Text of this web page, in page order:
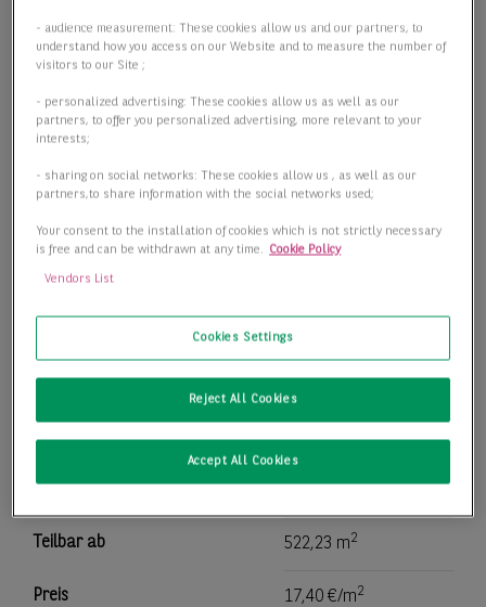
Tolle Unter-/Nachvermietung-Fläche im 4. OG / Möblierung
2
Teilbar ab 522,23 m2
Preis 17,40 €/m2
- audience measurement: These cookies allow us and our partners, to
understand how you access on our Website and to measure the number of
visitors to our Site ;
- personalized advertising: These cookies allow us as well as our
partners, to offer you personalized advertising, more relevant to your
interests;
- sharing on social networks: These cookies allow us , as well as our
partners,to share information with the social networks used;
Your consent to the installation of cookies which is not strictly necessary
is free and can be withdrawn at any time. Cookie Policy
Vendors List
Cookies Settings
Reject All Cookies
Accept All Cookies